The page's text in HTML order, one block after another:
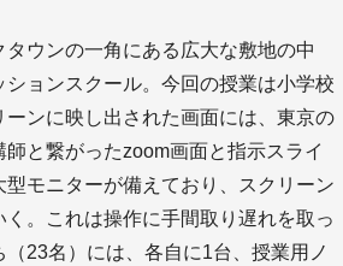
ウンの一角にある広大な敷地の中
ョンスクール。今回の授業は小学校
ンに映し出された画面には、東京の
と繋がったzoom画面と指示スライ
モニターが備えており、スクリーン
。これは操作に手間取り遅れを取っ
23名）には、各自に1台、授業用ノ